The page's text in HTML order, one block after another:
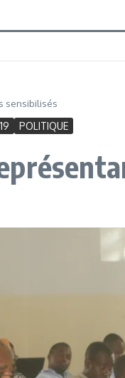
sensibilisés
POLITIQUE